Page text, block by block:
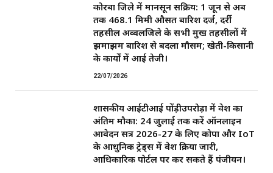
कोरबा जिले में मानसून सक्रिय: 1 जून से अब
तक 468.1 मिमी औसत बारिश दर्ज, दर्री
तहसील अव्वलजिले के सभी प्रमुख तहसीलों में
झमाझम बारिश से बदला मौसम; खेती-किसानी
के कार्यों में आई तेजी।
22/07/2026
शासकीय आईटीआई पोंड़ीउपरोड़ा में प्रवेश का
अंतिम मौका: 24 जुलाई तक करें ऑनलाइन
आवेदन सत्र 2026-27 के लिए कोपा और IoT
के आधुनिक ट्रेड्स में प्रवेश प्रक्रिया जारी,
आधिकारिक पोर्टल पर कर सकते हैं पंजीयन।